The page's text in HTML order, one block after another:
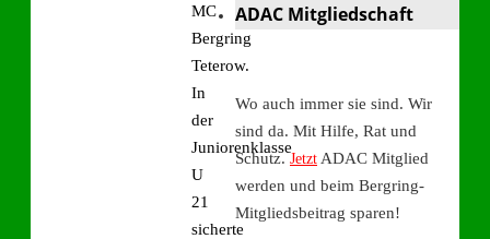
MC
Bergring
Teterow.
In
der
Juniorenklasse
U
21
sicherte
ADAC Mitgliedschaft
Wo auch immer sie sind. Wir
sind da. Mit Hilfe, Rat und
Schutz.Jetzt ADAC Mitglied
werden und beim Bergring-
Mitgliedsbeitrag sparen!